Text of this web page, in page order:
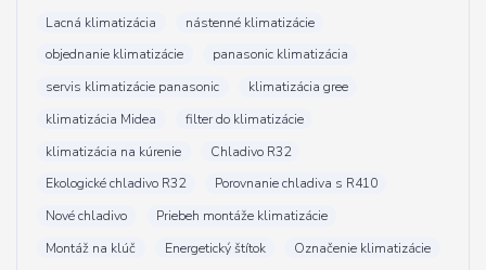
Lacná klimatizácia
nástenné klimatizácie
objednanie klimatizácie
panasonic klimatizácia
servis klimatizácie panasonic
klimatizácia gree
klimatizácia Midea
filter do klimatizácie
klimatizácia na kúrenie
Chladivo R32
Ekologické chladivo R32
Porovnanie chladiva s R410
Nové chladivo
Priebeh montáže klimatizácie
Montáž na klúč
Energetický štítok
Označenie klimatizácie